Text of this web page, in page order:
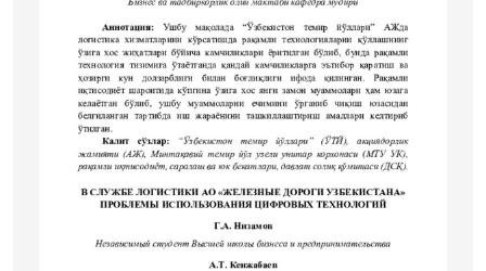
муҳим ҳусусиятларни
ѐритади.